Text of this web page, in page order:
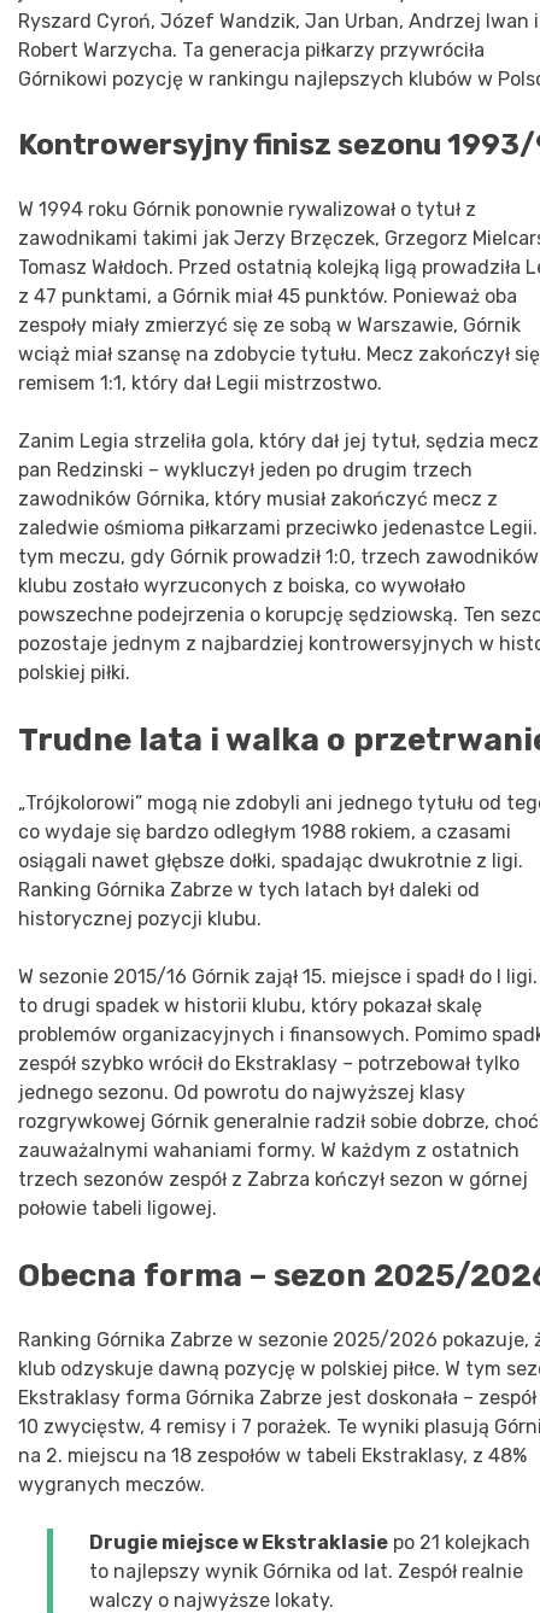
Ryszard Cyroń, Józef Wandzik, Jan Urban, Andrzej Iwan i
Robert Warzycha. Ta generacja piłkarzy przywróciła
Górnikowi pozycję w rankingu najlepszych klubów w
Kontrowersyjny finisz sezonu
W 1994 roku Górnik ponownie rywalizował o tytuł z
zawodnikami takimi jak Jerzy Brzęczek, Grzegorz
Tomasz Wałdoch. Przed ostatnią kolejką ligą prowadziła
z 47 punktami, a Górnik miał 45 punktów. Ponieważ oba
zespoły miały zmierzyć się ze sobą w Warszawie, Górnik
wciąż miał szansę na zdobycie tytułu. Mecz zakończył się
remisem 1:1, który dał Legii mistrzostwo.
Zanim Legia strzeliła gola, który dał jej tytuł, sędzia
pan Redzinski – wykluczył jeden po drugim trzech
zawodników Górnika, który musiał zakończyć mecz z
zaledwie ośmioma piłkarzami przeciwko jedenastce Legii.
tym meczu, gdy Górnik prowadził 1:0, trzech zawodników
klubu zostało wyrzuconych z boiska, co wywołało
powszechne podejrzenia o korupcję sędziowską. Ten
pozostaje jednym z najbardziej kontrowersyjnych w
polskiej piłki.
Trudne lata i walka o
„Trójkolorowi” mogą nie zdobyli ani jednego tytułu od
co wydaje się bardzo odległym 1988 rokiem, a czasami
osiągali nawet głębsze dołki, spadając dwukrotnie z ligi.
Ranking Górnika Zabrze w tych latach był daleki od
historycznej pozycji klubu.
W sezonie 2015/16 Górnik zajął 15. miejsce i spadł do I ligi.
to drugi spadek w historii klubu, który pokazał skalę
problemów organizacyjnych i finansowych. Pomimo
zespół szybko wrócił do Ekstraklasy – potrzebował tylko
jednego sezonu. Od powrotu do najwyższej klasy
rozgrywkowej Górnik generalnie radził sobie dobrze,
zauważalnymi wahaniami formy. W każdym z ostatnich
trzech sezonów zespół z Zabrza kończył sezon w górnej
połowie tabeli ligowej.
Obecna forma – sezon 2025/
Ranking Górnika Zabrze w sezonie 2025/2026 pokazuje,
klub odzyskuje dawną pozycję w polskiej piłce. W tym
Ekstraklasy forma Górnika Zabrze jest doskonała –
10 zwycięstw, 4 remisy i 7 porażek. Te wyniki plasują
na 2. miejscu na 18 zespołów w tabeli Ekstraklasy, z 48%
wygranych meczów.
Drugie miejsce w Ekstraklasie po 21 kolejkach
to najlepszy wynik Górnika od lat. Zespół realnie
walczy o najwyższe lokaty.